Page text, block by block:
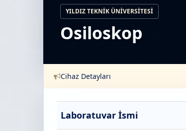
YILDIZ TEKNIK ÜNIVERSITESI
Osiloskop
Cihaz Detayları
Laboratuvar İsmi